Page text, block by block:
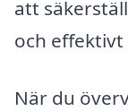
att
och effektivt
När du